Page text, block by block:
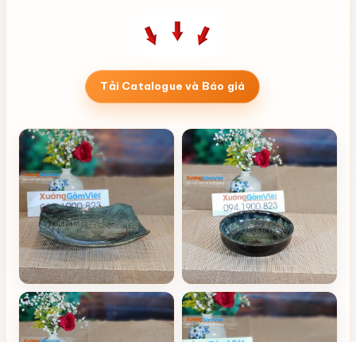
Tải Catalogue và Báo giá